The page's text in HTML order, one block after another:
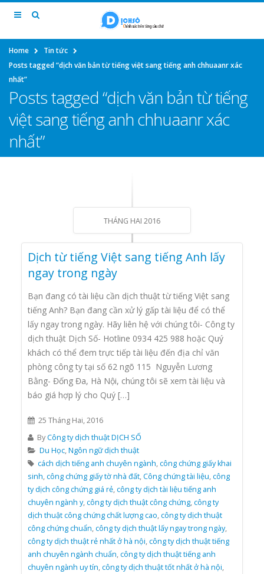
Home
Tin tức
Posts tagged “dịch văn bản từ tiếng việt sang tiếng anh chhuaanr xác
nhất”
Posts tagged “dịch văn bản từ tiếng
việt sang tiếng anh chhuaanr xác
nhất”
THÁNG HAI 2016
Dịch từ tiếng Việt sang tiếng Anh lấy
ngay trong ngày
Bạn đang có tài liệu cần dịch thuật từ tiếng Việt sang
tiếng Anh? Bạn đang cần xử lý gấp tài liệu để có thể
lấy ngay trong ngày. Hãy liên hệ với chúng tôi- Công ty
dịch thuật Dịch Số- Hotline 0934 425 988 hoặc Quý
khách có thể đem trực tiếp tài liệu đến địa chỉ văn
phòng công ty tại số 62 ngõ 115 Nguyễn Lương
Bằng- Đống Đa, Hà Nội, chúng tôi sẽ xem tài liệu và
báo giá hợp lý cho Quý […]
25 Tháng Hai, 2016
ByCông ty dịch thuật DỊCH SỐ
Du Học,Ngôn ngữ dịch thuật
cách dịch tiếng anh chuyên ngành,công chứng giấy khai
sinh,công chứng giấy tờ nhà đất,Công chứng tài liệu,công
ty dịch công chứng giá rẻ,công ty dịch tài liệu tiếng anh
chuyên ngành y,công ty dịch thuật công chứng,công ty
dịch thuật công chứng chất lượng cao,công ty dịch thuật
công chứng chuẩn,công ty dịch thuật lấy ngay trong ngày,
công ty dịch thuật rẻ nhất ở hà nội,công ty dịch thuật tiếng
anh chuyên ngành chuẩn,công ty dịch thuật tiếng anh
chuyên ngành uy tín,công ty dịch thuật tốt nhất ở hà nội,